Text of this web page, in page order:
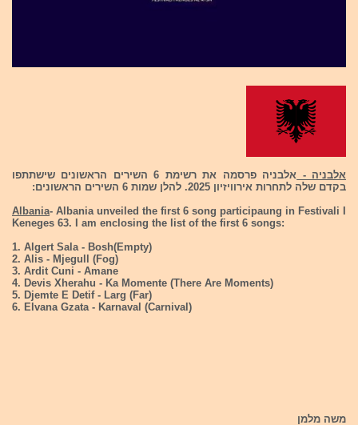
אלבניה -
אלבניה פרסמה את רשימת 6 השירים הראשונים שישתתפו
בקדם שלה לתחרות אירוויזיון 2025. להלן שמות 6 השירים הראשונים:
Albania- Albania unveiled the first 6 song participaung in Festivali I
Keneges 63. I am enclosing the list of the first 6 songs:
1. Algert Sala - Bosh(Empty)
2. Alis - Mjegull (Fog)
3. Ardit Cuni - Amane
4. Devis Xherahu - Ka Momente (There Are Moments)
5. Djemte E Detif - Larg (Far)
6. Elvana Gzata - Karnaval (Carnival)
משה מלמן